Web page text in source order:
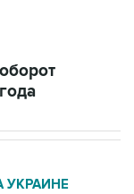
УКРАИНЕ